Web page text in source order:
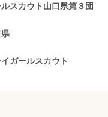
スカウト山口県第３団
ガールスカウト